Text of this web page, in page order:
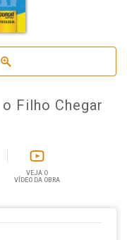
Filho Chegar
VEJA O
VÍDEO DA OBRA